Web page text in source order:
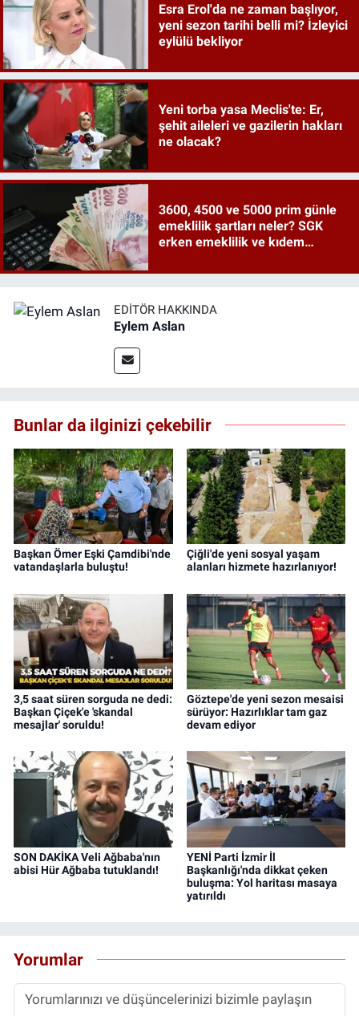
Esra Erol'da ne zaman başlıyor,
yeni sezon tarihi belli mi? İzleyici
eylülü bekliyor
Yeni torba yasa Meclis'te: Er,
şehit aileleri ve gazilerin hakları
ne olacak?
3600, 4500 ve 5000 prim günle
emeklilik şartları neler? SGK
erken emeklilik ve kıdem
EDITÖR HAKKINDA
Eylem Aslan
Bunlar da ilginizi çekebilir
Başkan Ömer Eşki Çamdibi'nde
vatandaşlarla buluştu!
Çiğli'de yeni sosyal yaşam
alanları hizmete hazırlanıyor!
3,5 saat süren sorguda ne dedi:
Başkan Çiçek'e 'skandal
mesajlar' soruldu!
Göztepe'de yeni sezon mesaisi
sürüyor: Hazırlıklar tam gaz
devam ediyor
SON DAKİKA Veli Ağbaba'nın
abisi Hür Ağbaba tutuklandı!
YENİ Parti İzmir İl
Başkanlığı'nda dikkat çeken
buluşma: Yol haritası masaya
yatırıldı
Yorumlar